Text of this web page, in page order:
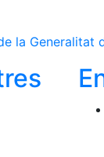
la Generalitat